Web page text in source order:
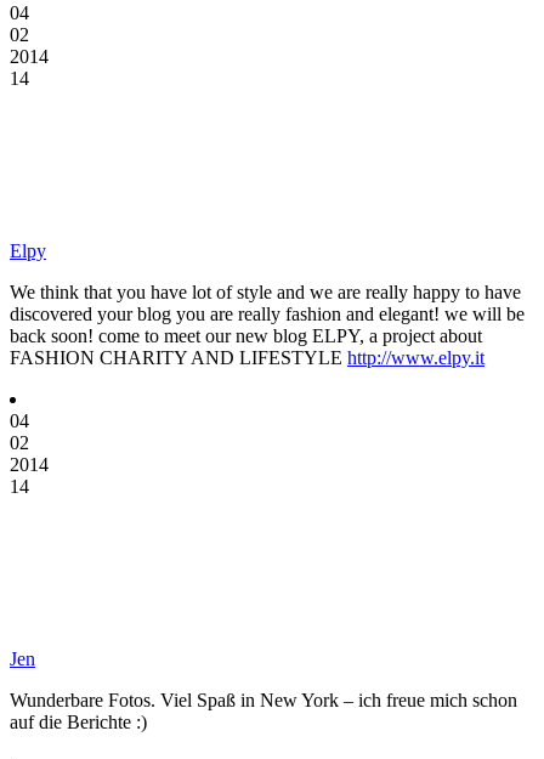
04
02
2014
14
Elpy
We think that you have lot of style and we are really happy to have
discovered your blog you are really fashion and elegant! we will be
back soon! come to meet our new blog ELPY, a project about
FASHION CHARITY AND LIFESTYLE http://www.elpy.it
04
02
2014
14
Jen
Wunderbare Fotos. Viel Spaß in New York – ich freue mich schon
auf die Berichte :)